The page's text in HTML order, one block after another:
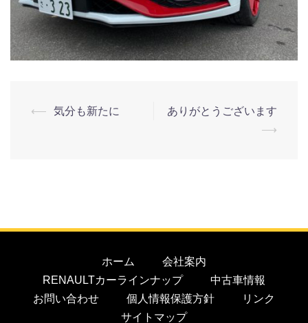
⟵ 気分も新たに
ありがとうございます
⟶
ホーム
会社案内
RENAULTカーラインナップ
中古車情報
お問い合わせ
個人情報保護方針
リンク
サイトマップ